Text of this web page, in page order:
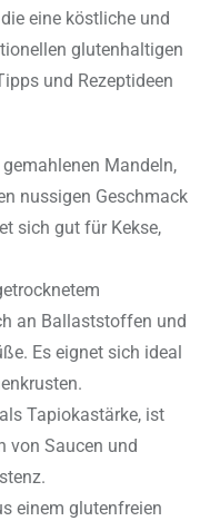
eine köstliche und
glutenhaltigen
und Rezeptideen
Mandeln,
nussigen Geschmack
sich gut für Kekse,
an Ballaststoffen und
Es eignet sich ideal
Tapiokastärke, ist
von Saucen und
einem glutenfreien